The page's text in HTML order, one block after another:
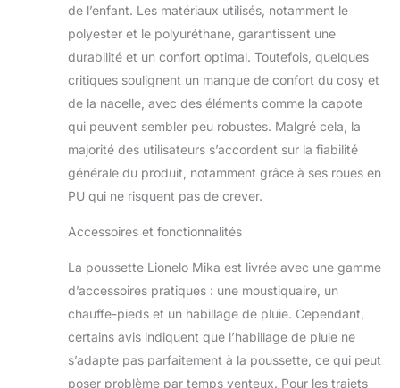
NACELLE AVEC
UNE FONCTION DE
Équipée d'un
matelas moelleux,
elle soutient de
manière stable le
position saine et
confortable
Un auvent avec
50+ - protège
contre la pluie, le
vent et le soleil
SIÈGE AUTO AVEC
FONCTION DE
PORTE- BÉBÉ: Un
insert lombaire,
de l’enfant. Les matériaux utilisés, notamment le
polyester et le polyuréthane, garantissent une
durabilité et un confort optimal. Toutefois, quelques
critiques soulignent un manque de confort du cosy et
de la nacelle, avec des éléments comme la capote
qui peuvent sembler peu robustes. Malgré cela, la
majorité des utilisateurs s’accordent sur la fiabilité
générale du produit, notamment grâce à ses roues en
PU qui ne risquent pas de crever.
Accessoires et fonctionnalités
La poussette Lionelo Mika est livrée avec une gamme
d’accessoires pratiques : une moustiquaire, un
chauffe-pieds et un habillage de pluie. Cependant,
certains avis indiquent que l’habillage de pluie ne
s’adapte pas parfaitement à la poussette, ce qui peut
poser problème par temps venteux. Pour les trajets